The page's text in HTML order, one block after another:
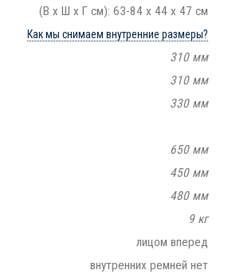
(В х Ш х Г см): 63-84 х 44 х 47 см
Как мы снимаем внутренние размеры?
310 мм
310 мм
330 мм
650 мм
450 мм
480 мм
9 кг
лицом вперед
внутренних ремней нет